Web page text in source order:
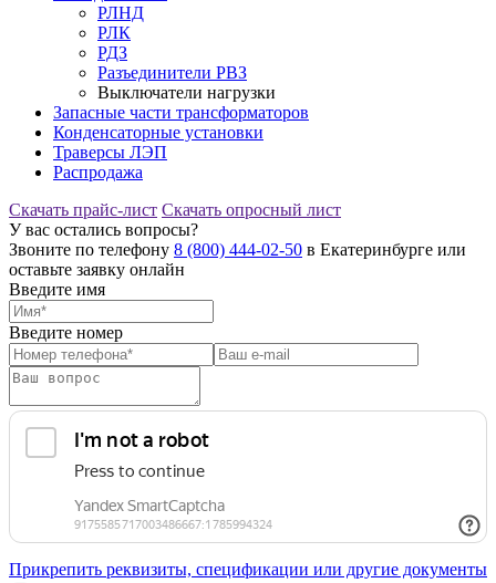
РЛНД
РЛК
РДЗ
Разъединители РВЗ
Выключатели нагрузки
Запасные части трансформаторов
Конденсаторные установки
Траверсы ЛЭП
Распродажа
Скачать прайс-лист Скачать опросный лист
У вас остались вопросы?
Звоните по телефону 8 (800) 444-02-50 в Екатеринбурге или
оставьте заявку онлайн
Введите имя
Введите номер
Прикрепить реквизиты, спецификации или другие документы